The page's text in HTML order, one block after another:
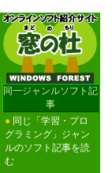
同一ジャンルソフト記
事
● 同じ「学習・プロ
グラミング」ジャン
ルのソフト記事を読
む